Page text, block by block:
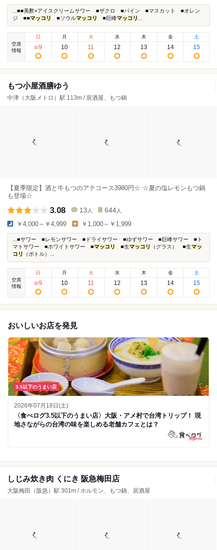
...■■美酢×アイスクリームサワー ■ザクロ ■パイン ■マスカット ■オレン
ジ ■■マッコリ ■ソウルマッコリ ■巨峰マッコリ
空席
情報
日
8/9
月
10
火
11
水
12
木
13
金
14
土
15
もつ小屋酒膳ゆう
中津（大阪メトロ）駅 113m / 居酒屋、もつ鍋
【夏季限定】酒と牛もつのアテコース3980円‎‎☆ ☆夏の塩レモンもつ鍋
も登場☆
3.08 13 人 644 人
￥4,000～￥4,999 ￥1,000～￥1,999
...■サワー ■レモンサワー ■ドライサワー ■ゆずサワー ■巨峰サワー ■ト
マトサワー ■ホワイトサワー ■マッコリ ■生マッコリ （グラス） ■生マッ
コリ
（ボトル）...
空席
情報
日
8/9
月
10
火
11
水
12
木
13
金
14
土
15
おいしいお店を発見
3.5以下のうまい店
2026年07月18日(土)
〈食べログ3.5以下のうまい店〉大阪・アメ村で台湾トリップ！ 現
地さながらの台湾の味を楽しめる老舗カフェとは？
しじみ炊き肉 くにき 阪急梅田店
大阪梅田（阪急）駅 301m / ホルモン、もつ鍋、居酒屋